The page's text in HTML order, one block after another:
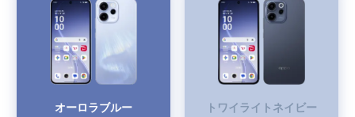
オーロラブルー トワイライトネイビー